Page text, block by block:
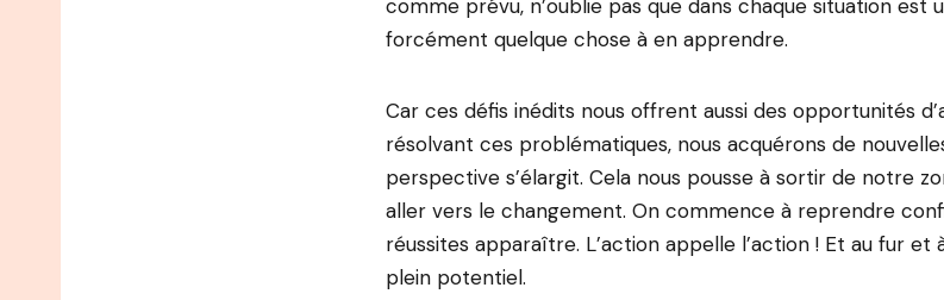
comme prévu, n’oublie pas que dans chaque situation est
forcément quelque chose à en apprendre.
Car ces défis inédits nous offrent aussi des opportunités
résolvant ces problématiques, nous acquérons de
perspective s’élargit. Cela nous pousse à sortir de notre
aller vers le changement. On commence à reprendre
réussites apparaître. L’action appelle l’action ! Et au fur
plein potentiel.